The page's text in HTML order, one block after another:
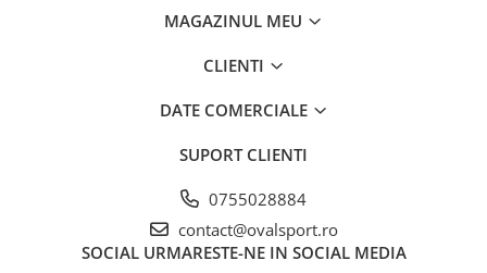
MAGAZINUL MEU
CLIENTI
DATE COMERCIALE
SUPORT CLIENTI
0755028884
contact@ovalsport.ro
SOCIAL URMARESTE-NE IN SOCIAL MEDIA